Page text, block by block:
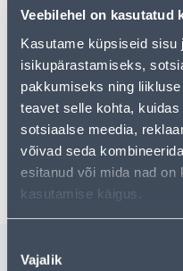
Veebilehel on kasutatud
Kasutame küpsiseid sisu
isikupärastamiseks,
pakkumiseks ning
teavet selle kohta,
sotsiaalse meedia,
võivad seda
esitanud või mida nad on
kasutamise käigus.
valik
Vajalik
• Vihmuti "Impact
• 14-päevane
• HANKIJA LAOST
Предполагаемая
Посылочный автомат
Похожие продукты